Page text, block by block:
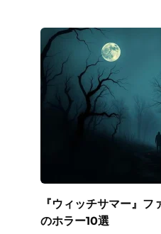
『ウィッチサマー』
のホラー10選